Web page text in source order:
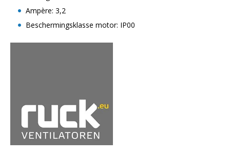
Ampère: 3,2
Beschermingsklasse motor: IP00